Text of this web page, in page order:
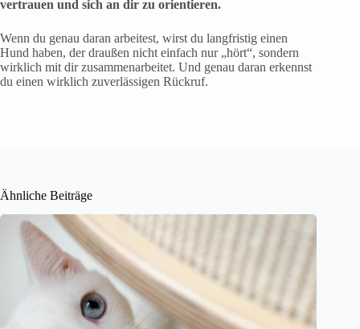
vertrauen und sich an dir zu orientieren.
Wenn du genau daran arbeitest, wirst du langfristig einen
Hund haben, der draußen nicht einfach nur „hört“, sondern
wirklich mit dir zusammenarbeitet. Und genau daran erkennst
du einen wirklich zuverlässigen Rückruf.
Ähnliche Beiträge